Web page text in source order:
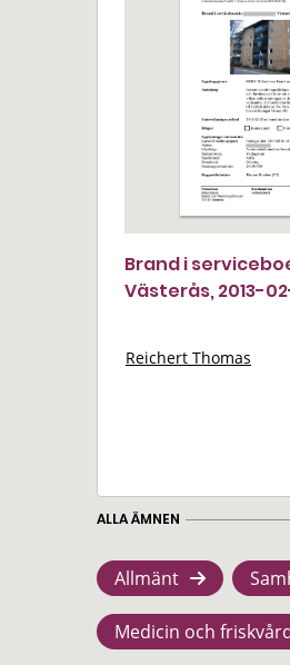
Brand i
Västerås, 2013-
Reichert Thomas
ALLA ÄMNEN
Allmänt
Medicin och